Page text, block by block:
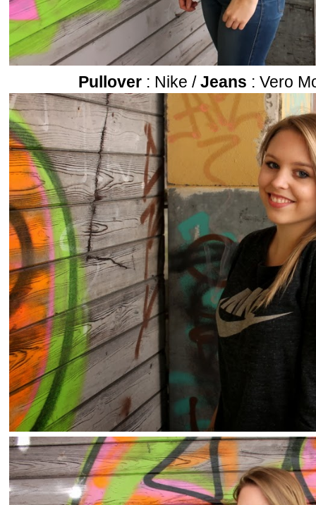
Pullover: Nike /Jeans : Vero